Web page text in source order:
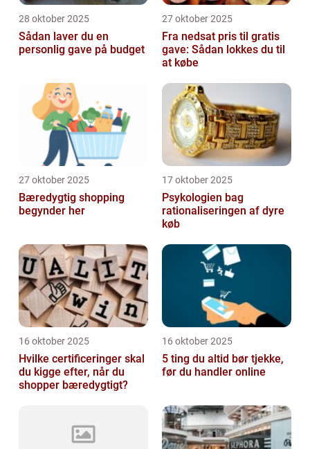
28 oktober 2025
Sådan laver du en
personlig gave på budget
27 oktober 2025
Fra nedsat pris til gratis
gave: Sådan lokkes du til
at købe
27 oktober 2025
Bæredygtig shopping
begynder her
17 oktober 2025
Psykologien bag
rationaliseringen af dyre
køb
16 oktober 2025
Hvilke certificeringer skal
du kigge efter, når du
shopper bæredygtigt?
16 oktober 2025
5 ting du altid bør tjekke,
før du handler online